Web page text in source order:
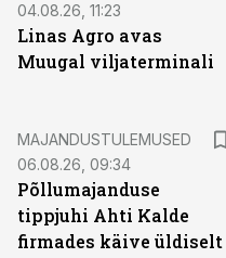
04.08.26, 11:23
Linas Agro avas
Muugal viljaterminali
MAJANDUSTULEMUSED
06.08.26, 09:34
Põllumajanduse
tippjuhi Ahti Kalde
firmades käive üldiselt